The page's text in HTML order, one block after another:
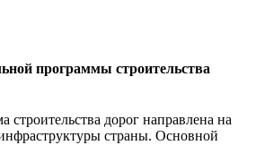
программы строительства
строительства дорог направлена на
страны. Основной